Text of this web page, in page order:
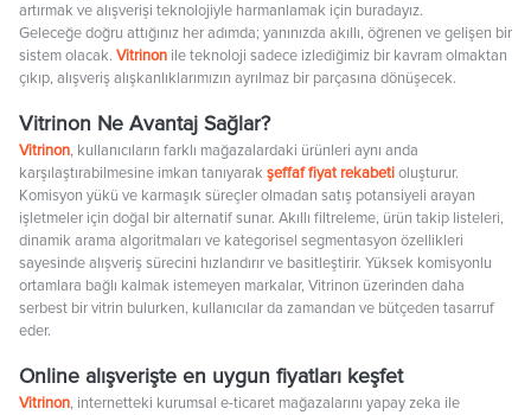
artırmak ve alışverişi teknolojiyle harmanlamak için buradayız.
Geleceğe doğru attığınız her adımda; yanınızda akıllı, öğrenen ve gelişen bir
sistem olacak. Vitrinon ile teknoloji sadece izlediğimiz bir kavram olmaktan
çıkıp, alışveriş alışkanlıklarımızın ayrılmaz bir parçasına dönüşecek.
Vitrinon Ne Avantaj Sağlar?
Vitrinon, kullanıcıların farklı mağazalardaki ürünleri aynı anda
karşılaştırabilmesine imkan tanıyarak şeffaf fiyat rekabetioluşturur.
Komisyon yükü ve karmaşık süreçler olmadan satış potansiyeli arayan
işletmeler için doğal bir alternatif sunar. Akıllı filtreleme, ürün takip listeleri,
dinamik arama algoritmaları ve kategorisel segmentasyon özellikleri
sayesinde alışveriş sürecini hızlandırır ve basitleştirir. Yüksek komisyonlu
ortamlara bağlı kalmak istemeyen markalar, Vitrinon üzerinden daha
serbest bir vitrin bulurken, kullanıcılar da zamandan ve bütçeden tasarruf
eder.
Online alışverişte en uygun fiyatları keşfet
Vitrinon, internetteki kurumsal e-ticaret mağazalarını yapay zeka ile